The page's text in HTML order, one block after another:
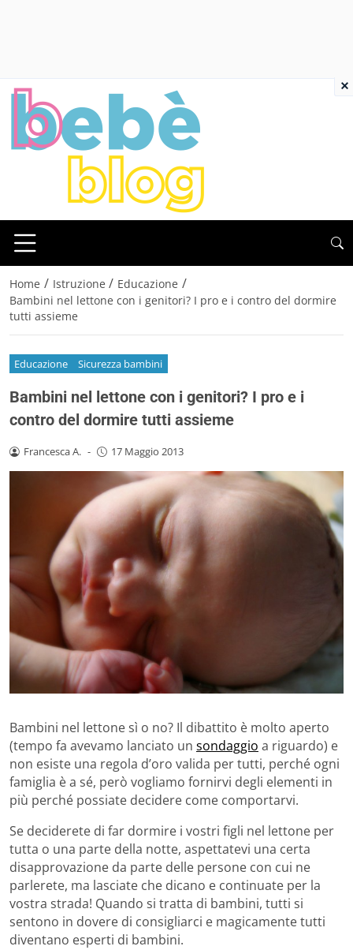
Home / Istruzione / Educazione /
Bambini nel lettone con i genitori? I pro e i contro del dormire
tutti assieme
Educazione Sicurezza bambini
Bambini nel lettone con i genitori? I pro e i
contro del dormire tutti assieme
Francesca A. - 17 Maggio 2013
Bambini nel lettone sì o no? Il dibattito è molto aperto
(tempo fa avevamo lanciato un sondaggio a riguardo) e
non esiste una regola d’oro valida per tutti, perché ogni
famiglia è a sé, però vogliamo fornirvi degli elementi in
più perché possiate decidere come comportarvi.
Se deciderete di far dormire i vostri figli nel lettone per
tutta o una parte della notte, aspettatevi una certa
disapprovazione da parte delle persone con cui ne
parlerete, ma lasciate che dicano e continuate per la
vostra strada! Quando si tratta di bambini, tutti si
sentono in dovere di consigliarci e magicamente tutti
diventano esperti di bambini.
×